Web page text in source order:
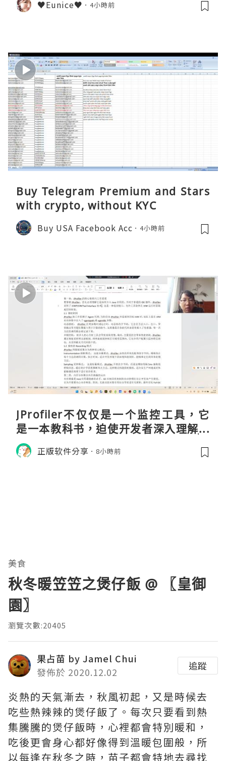
♥Eunice♥ 4小時前
Buy Telegram Premium and Stars
with crypto, without KYC
Buy USA Facebook Acc 4小時前
JProfiler不仅仅是一个监控工具，它
是一本教科书，迫使开发者深入理解JV
M的内存模型、垃圾回收机制和并发原
理。通过直观的可视化数据，它将抽象
正版软件分享 8小時前
美食
秋冬暖笠笠之煲仔飯 @ 〖皇御
園〗
瀏覽次數:20405
果占苗 by Jamel Chui
發佈於 2020.12.02
追蹤
炎熱的天氣漸去，秋風初起，又是時候去
吃些熱辣辣的煲仔飯了。每次只要看到熱
集騰騰的煲仔飯時，心裡都會特別暖和，
吃後更會身心都好像得到溫暖包圍般，所
以每逢在秋冬之時，苗子都會特地去尋找